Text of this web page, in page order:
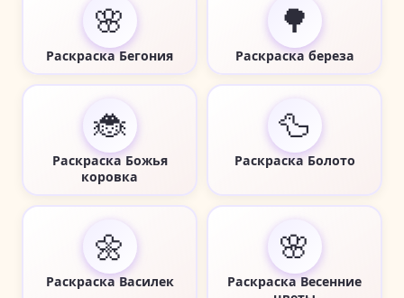
🌸
Раскраска Бегония
🌳
Раскраска береза
🐞
Раскраска Божья
коровка
🦆
Раскраска Болото
🌼
Раскраска Василек
🌸
Раскраска Весенние